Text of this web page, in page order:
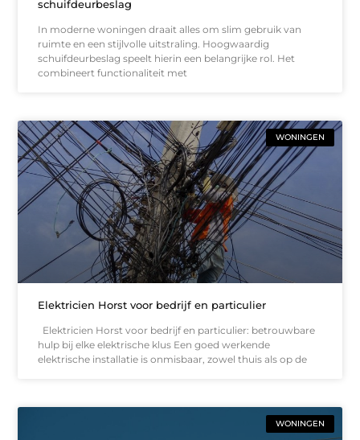
schuifdeurbeslag
In moderne woningen draait alles om slim gebruik van
ruimte en een stijlvolle uitstraling. Hoogwaardig
schuifdeurbeslag speelt hierin een belangrijke rol. Het
combineert functionaliteit met
WONINGEN
Elektricien Horst voor bedrijf en particulier
Elektricien Horst voor bedrijf en particulier: betrouwbare
hulp bij elke elektrische klus Een goed werkende
elektrische installatie is onmisbaar, zowel thuis als op de
WONINGEN